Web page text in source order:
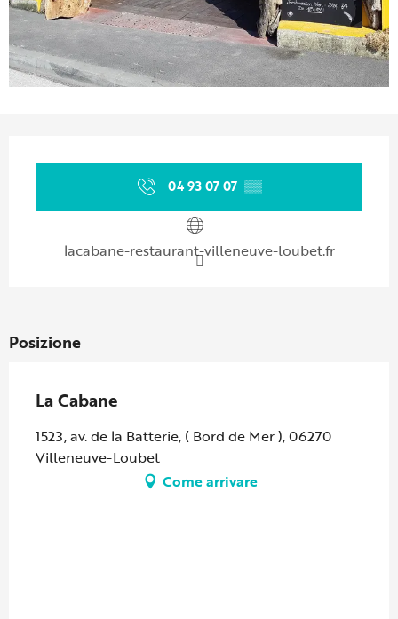
04 93 07 07 ▒▒
lacabane-restaurant-villeneuve-loubet.fr
Posizione
La Cabane
1523, av. de la Batterie, ( Bord de Mer ), 06270
Villeneuve-Loubet
Come arrivare